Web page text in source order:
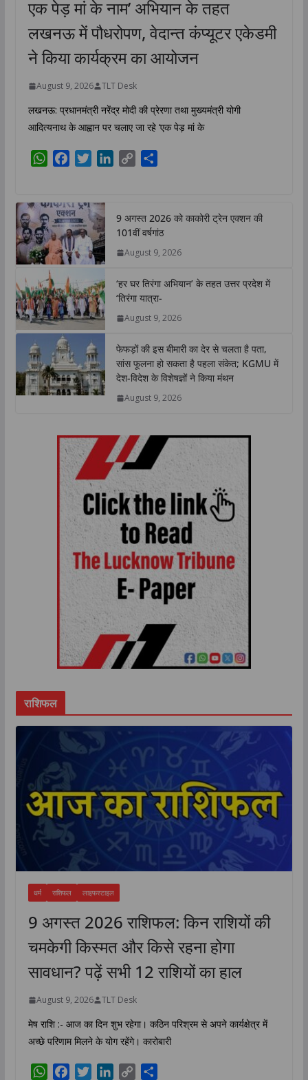
एक पेड़ मां के नाम’ अभियान के तहत
लखनऊ में पौधरोपण, वेदान्त कंप्यूटर एकेडमी
ने किया कार्यक्रम का आयोजन
August 9, 2026 TLT Desk
लखनऊ: प्रधानमंत्री नरेंद्र मोदी की प्रेरणा तथा मुख्यमंत्री योगी
आदित्यनाथ के आह्वान पर चलाए जा रहे ‘एक पेड़ मां के
W
t
s
A
p
p
e
b
o
o
t
t
e
r
e
d
L
i
n
e
9 अगस्त 2026 को काकोरी ट्रेन एक्शन की
101वीं वर्षगांठ
August 9, 2026
‘हर घर तिरंगा अभियान’ के तहत उत्तर प्रदेश में
‘तिरंगा यात्रा-
August 9, 2026
फेफड़ों की इस बीमारी का देर से चलता है पता,
सांस फूलना हो सकता है पहला संकेत; KGMU में
देश-विदेश के विशेषज्ञों ने किया मंथन
August 9, 2026
राशिफल
धर्म राशिफल लाइफस्टाइल
9 अगस्त 2026 राशिफल: किन राशियों की
चमकेगी किस्मत और किसे रहना होगा
सावधान? पढ़ें सभी 12 राशियों का हाल
August 9, 2026 TLT Desk
मेष राशि :- आज का दिन शुभ रहेगा। कठिन परिश्रम से अपने कार्यक्षेत्र में
अच्छे परिणाम मिलने के योग रहेंगे। कारोबारी
W